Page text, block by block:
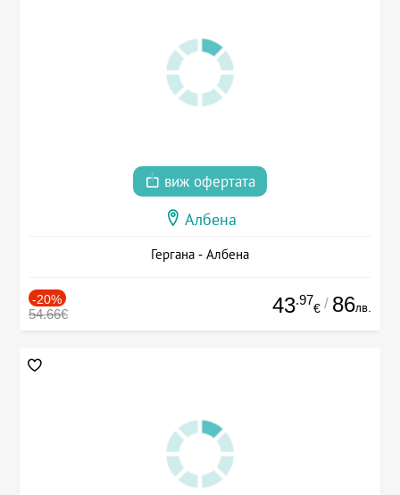
виж офертата
Албена
Гергана - Албена
-20%
54.66€ 43.97
€ / 86лв.